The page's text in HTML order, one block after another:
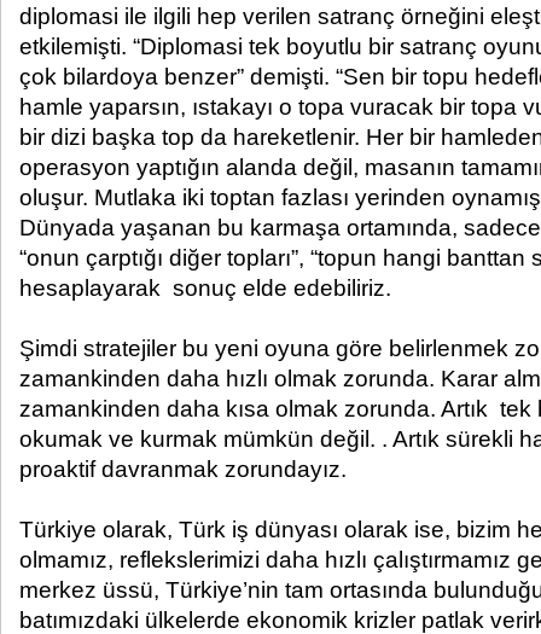
diplomasi ile ilgili hep verilen satranç örneğini
etkilemişti. “Diplomasi tek boyutlu bir satranç
çok bilardoya benzer” demişti. “Sen bir topu
hamle yaparsın, ıstakayı o topa vuracak bir topa
bir dizi başka top da hareketlenir. Her bir
operasyon yaptığın alanda değil, masanın
oluşur. Mutlaka iki toptan fazlası yerinden
Dünyada yaşanan bu karmaşa ortamında,
“onun çarptığı diğer topları”, “topun hangi banttan
hesaplayarak sonuç elde edebiliriz.
Şimdi stratejiler bu yeni oyuna göre belirlenmek
zamankinden daha hızlı olmak zorunda. Karar
zamankinden daha kısa olmak zorunda. Artık
okumak ve kurmak mümkün değil. . Artık sürekli
proaktif davranmak zorundayız.
Türkiye olarak, Türk iş dünyası olarak ise, bizim
olmamız, reflekslerimizi daha hızlı çalıştırmamız
merkez üssü, Türkiye’nin tam ortasında
batımızdaki ülkelerde ekonomik krizler patlak